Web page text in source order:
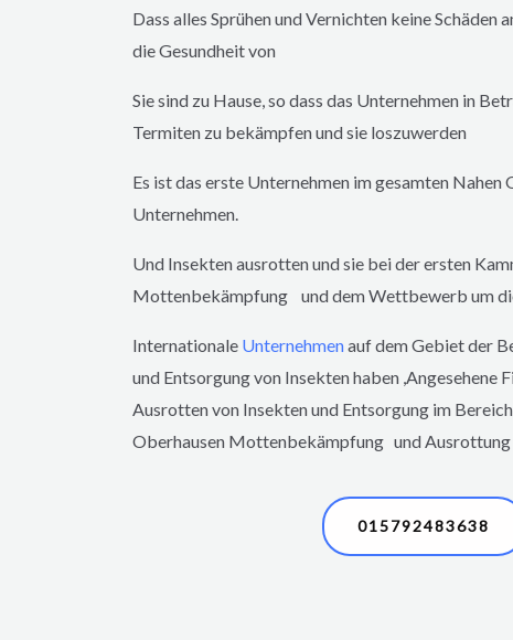
Dass alles Sprühen und Vernichten keine Schäden
die Gesundheit von
Sie sind zu Hause, so dass das Unternehmen in
Termiten zu bekämpfen und sie loszuwerden
Es ist das erste Unternehmen im gesamten Nahen
Unternehmen.
Und Insekten ausrotten und sie bei der ersten
Mottenbekämpfung und dem Wettbewerb um
Internationale Unternehmenauf dem Gebiet der
und Entsorgung von Insekten haben ,Angesehene
Ausrotten von Insekten und Entsorgung im
Oberhausen Mottenbekämpfung und Ausrottung
015792483638